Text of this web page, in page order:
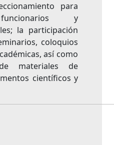
para
y
la participación
coloquios
así como
materiales de
científicos y